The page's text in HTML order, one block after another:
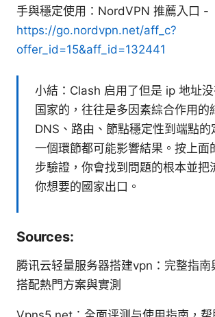
手與穩定使用：NordVPN 推薦入口 -
https://go.nordvpn.net/aff_c?
offer_id=15&aff_id=132441
小結：Clash 启用了但是 ip 地址
国家的，往往是多因素綜合作用的
DNS、路由、節點穩定性到端點的
一個環節都可能影響結果。按上面
步驗證，你會找到問題的根本並把
你想要的國家出口。
Sources:
腾讯云轻量服务器搭建vpn：完整指南
搭配熱門方案與實測